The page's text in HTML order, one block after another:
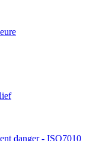
danger - ISO7010